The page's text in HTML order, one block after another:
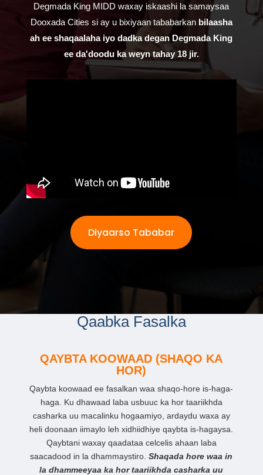
Degmada King MIDD waxay iskaashi la samaysaa
Dooxada Cities si ay u bixiyaan tababarkan bilaasha
ah ee shaqaalaha iyo dadka degan Degmada King
ee da'doodu ka weyn tahay 18 jir.
Diyaarso Tababar
Qaabka Fasalka
QAYBTA KOOWAAD (SHAQO KA
HOR)
Qaybta koowaad ee fasalkan waa shaqo-hore is-haga-
haga. Ku dhawaad laba usbuuc ka hor taariikhda
casharka uu macalinku hogaamiyo, ardaydu waxa ay
heli doonaan iimaylo leh xidhiidhiye qaybta is-hagaysa.
Qaybtani waxay qaadataa celcelis ahaan laba
saacadood in la dhammaystiro.Shaqada hore waa in
la dhammeeyaa ka hor taariikhda casharka uu